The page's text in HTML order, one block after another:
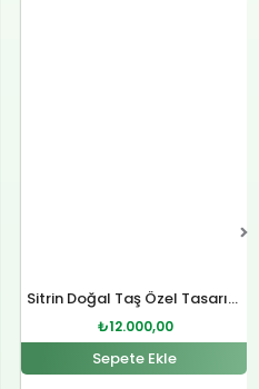
Sitrin Doğal Taş Özel Tasarım Gümüş Kolye
₺12.000,00
Sepete Ekle